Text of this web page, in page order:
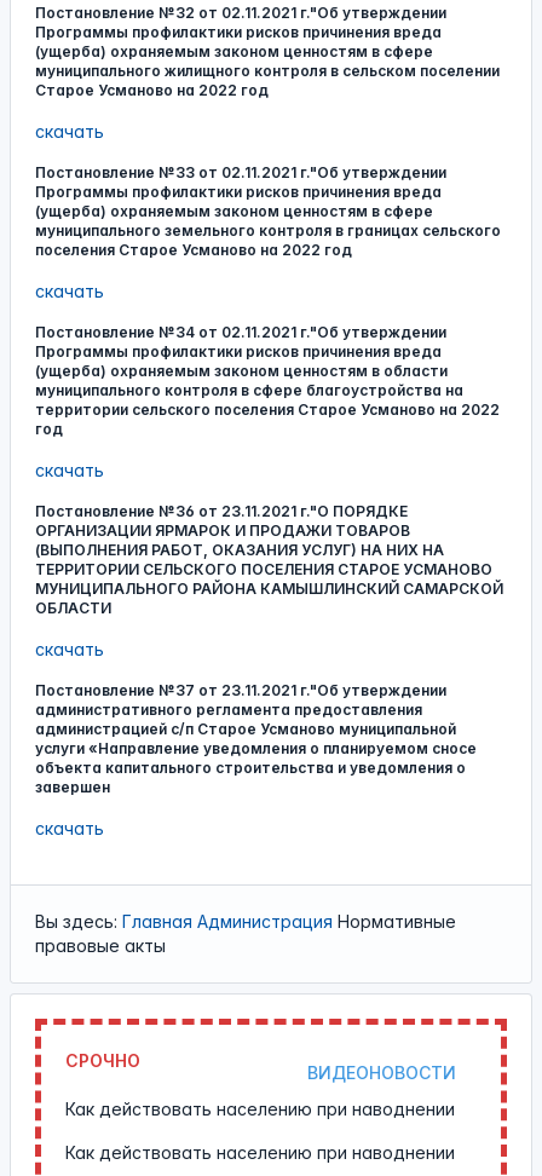
Постановление №32 от 02.11.2021 г."Об утверждении
Программы профилактики рисков причинения вреда
(ущерба) охраняемым законом ценностям в сфере
муниципального жилищного контроля в сельском поселении
Старое Усманово на 2022 год
скачать
Постановление №33 от 02.11.2021 г."Об утверждении
Программы профилактики рисков причинения вреда
(ущерба) охраняемым законом ценностям в сфере
муниципального земельного контроля в границах сельского
поселения Старое Усманово на 2022 год
скачать
Постановление №34 от 02.11.2021 г."Об утверждении
Программы профилактики рисков причинения вреда
(ущерба) охраняемым законом ценностям в области
муниципального контроля в сфере благоустройства на
территории сельского поселения Старое Усманово на 2022
год
скачать
Постановление №36 от 23.11.2021 г."О ПОРЯДКЕ
ОРГАНИЗАЦИИ ЯРМАРОК И ПРОДАЖИ ТОВАРОВ
(ВЫПОЛНЕНИЯ РАБОТ, ОКАЗАНИЯ УСЛУГ) НА НИХ НА
ТЕРРИТОРИИ СЕЛЬСКОГО ПОСЕЛЕНИЯ СТАРОЕ УСМАНОВО
МУНИЦИПАЛЬНОГО РАЙОНА КАМЫШЛИНСКИЙ САМАРСКОЙ
ОБЛАСТИ
скачать
Постановление №37 от 23.11.2021 г."Об утверждении
административного регламента предоставления
администрацией с/п Старое Усманово муниципальной
услуги «Направление уведомления о планируемом сносе
объекта капитального строительства и уведомления о
завершен
скачать
Вы здесь: Главная Администрация Нормативные
правовые акты
СРОЧНО
ВИДЕОНОВОСТИ
Как действовать населению при наводнении
Как действовать населению при наводнении